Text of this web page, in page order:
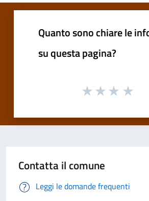
Quanto sono chiare le
su questa pagina?
Contatta il comune
Leggi le domande frequenti